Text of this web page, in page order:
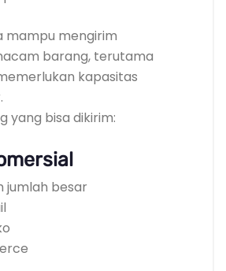
mampu mengirim
barang, terutama
kapasitas
yang bisa dikirim:
jumlah besar